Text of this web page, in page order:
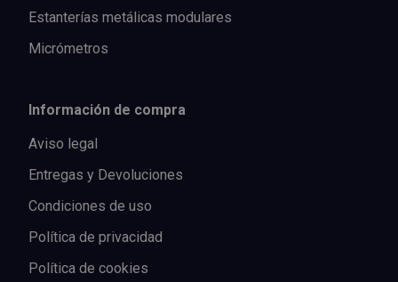
Estanterías metálicas modulares
Micrómetros
Información de compra
Aviso legal
Entregas y Devoluciones
Condiciones de uso
Política de privacidad
Política de cookies